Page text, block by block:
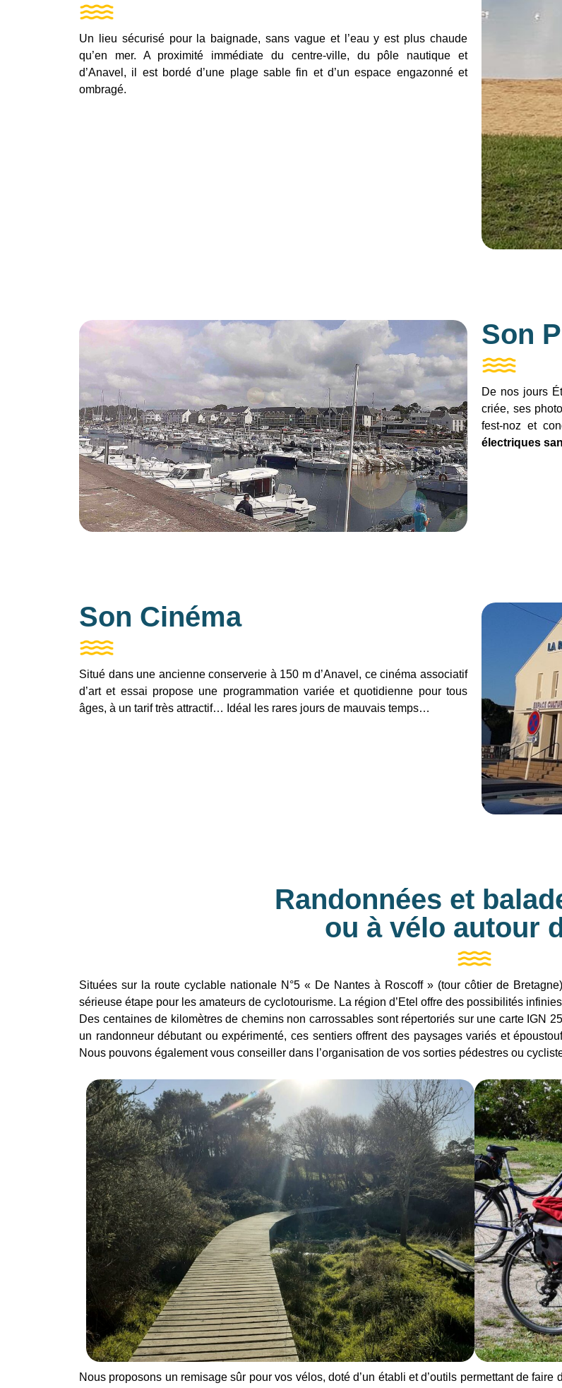
Un lieu sécurisé pour la baignade, sans vague et l’eau y est plus chaude
qu’en mer. A proximité immédiate du centre-ville, du pôle nautique et
d’Anavel, il est bordé d’une plage sable fin et d’un espace engazonné et
ombragé.
Son
De nos jours
criée, ses
fest-noz et
électriques
Son Cinéma
Situé dans une ancienne conserverie à 150 m d’Anavel, ce cinéma associatif
d’art et essai propose une programmation variée et quotidienne pour tous
âges, à un tarif très attractif… Idéal les rares jours de mauvais temps…
Randonnées et
ou à vélo autour
Situées sur la route cyclable nationale N°5 « De Nantes à Roscoff » (tour côtier de
sérieuse étape pour les amateurs de cyclotourisme. La région d’Etel offre des possibilités
Des centaines de kilomètres de chemins non carrossables sont répertoriés sur une carte IGN
un randonneur débutant ou expérimenté, ces sentiers offrent des paysages variés et
Nous pouvons également vous conseiller dans l’organisation de vos sorties pédestres ou
Nous proposons un remisage sûr pour vos vélos, doté d’un établi et d’outils permettant de